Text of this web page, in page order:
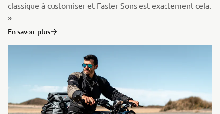
classique à customiser et Faster Sons est exactement cela.
»
En savoir plus